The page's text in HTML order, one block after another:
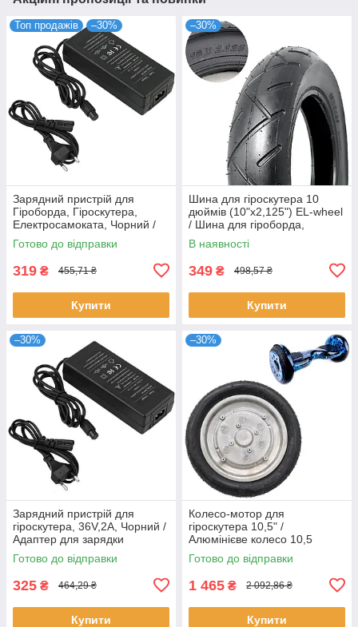
Топ продажів –30%
Зарядний пристрій для
Гіроборда, Гіроскутера,
Електросамоката, Чорний /
Адаптер для зарядки
Готово до відправки
319 ₴ 455,71 ₴
Купити
–30%
Шина для гіроскутера 10
дюймів (10"х2,125") EL-wheel
/ Шина для гіроборда,
гіроскутера
В наявності
349 ₴ 498,57 ₴
Купити
–30%
Зарядний пристрій для
гіроскутера, 36V,2А, Чорний /
Адаптер для зарядки
гіроборда / Блок живлення
для електросамокату
Готово до відправки
325 ₴ 464,29 ₴
Купити
–30%
Колесо-мотор для
гіроскутера 10,5" /
Алюмінієве колесо 10,5
дюймів / Моторне колесо для
гіроборда
Готово до відправки
1 465 ₴ 2 092,86 ₴
Купити